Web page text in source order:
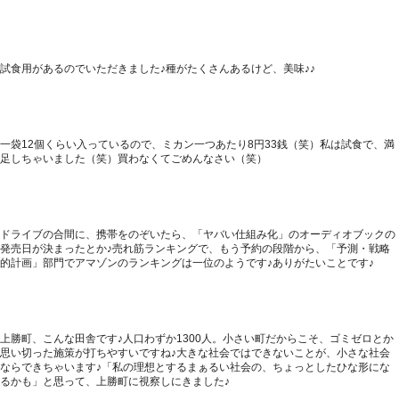
試食用があるのでいただきました♪種がたくさんあるけど、美味♪♪
一袋12個くらい入っているので、ミカン一つあたり8円33銭（笑）私は試食で、満
足しちゃいました（笑）買わなくてごめんなさい（笑）
ドライブの合間に、携帯をのぞいたら、「ヤバい仕組み化」のオーディオブックの
発売日が決まったとか♪売れ筋ランキングで、もう予約の段階から、「予測・戦略
的計画」部門でアマゾンのランキングは一位のようです♪ありがたいことです♪
上勝町、こんな田舎です♪人口わずか1300人。小さい町だからこそ、ゴミゼロとか
思い切った施策が打ちやすいですね♪大きな社会ではできないことが、小さな社会
ならできちゃいます♪「私の理想とするまぁるい社会の、ちょっとしたひな形にな
るかも」と思って、上勝町に視察しにきました♪